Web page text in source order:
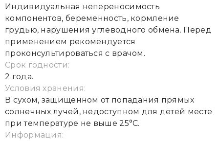
Индивидуальная непереносимость
компонентов, беременность, кормление
грудью, нарушения углеводного обмена. Перед
применением рекомендуется
проконсультироваться с врачом.
Срок годности:
2 года.
Условия хранения:
В сухом, защищенном от попадания прямых
солнечных лучей, недоступном для детей месте
при температуре не выше 25°С.
Информация: